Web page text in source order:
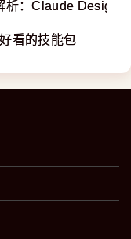
析：Claude Design
看的技能包